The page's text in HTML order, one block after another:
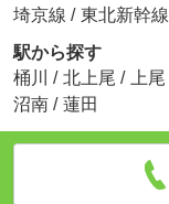
埼京線 / 東北新幹線
駅から探す
桶川
/ 北上尾 / 上尾
沼南 / 蓮田